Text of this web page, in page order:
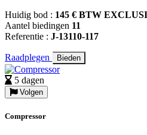
Huidig bod : 145 € BTW
Aantel biedingen 11
Referentie : J-13110-117
Raadplegen Bieden
5 dagen
Volgen
Compressor